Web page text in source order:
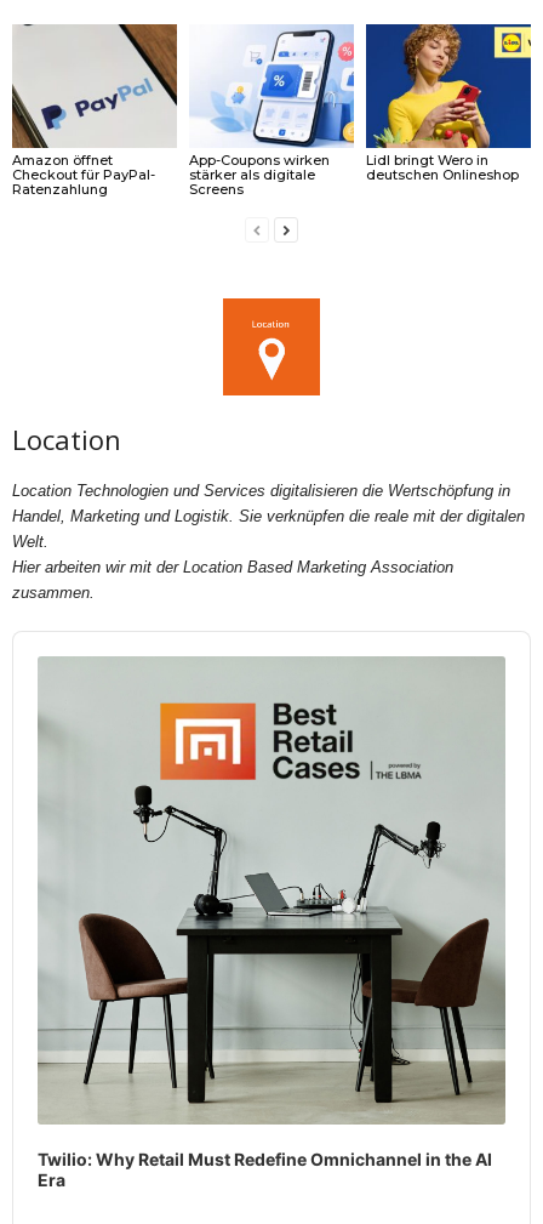
Amazon öffnet
Checkout für PayPal-
Ratenzahlung
App-Coupons wirken
stärker als digitale
Screens
Lidl bringt Wero in
deutschen Onlineshop
Location
Location Technologien und Services digitalisieren die Wertschöpfung in
Handel, Marketing und Logistik. Sie verknüpfen die reale mit der digitalen
Welt.
Hier arbeiten wir mit der Location Based Marketing Association
zusammen.
Audio
Player
Twilio: Why Retail Must Redefine Omnichannel in the AI
Era